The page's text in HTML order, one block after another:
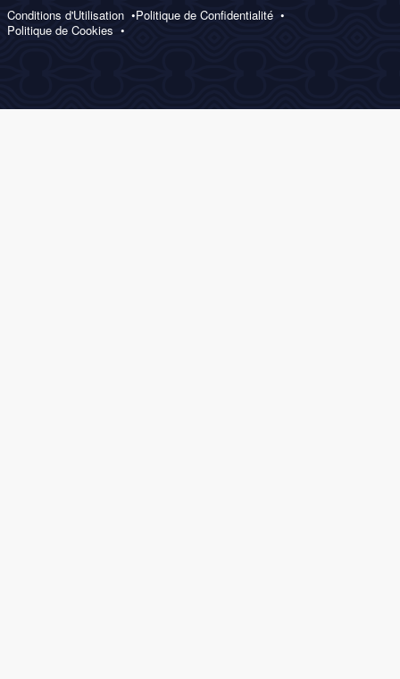
Conditions d'Utilisation
Politique de Confidentialité
Politique de Cookies